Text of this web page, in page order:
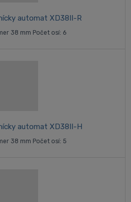
automat XD38II-R
38 mm Počet osí: 6
automat XD38II-H
38 mm Počet osí: 5